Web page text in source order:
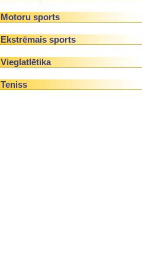
Motoru sports
Ekstrēmais sports
Vieglatlētika
Teniss